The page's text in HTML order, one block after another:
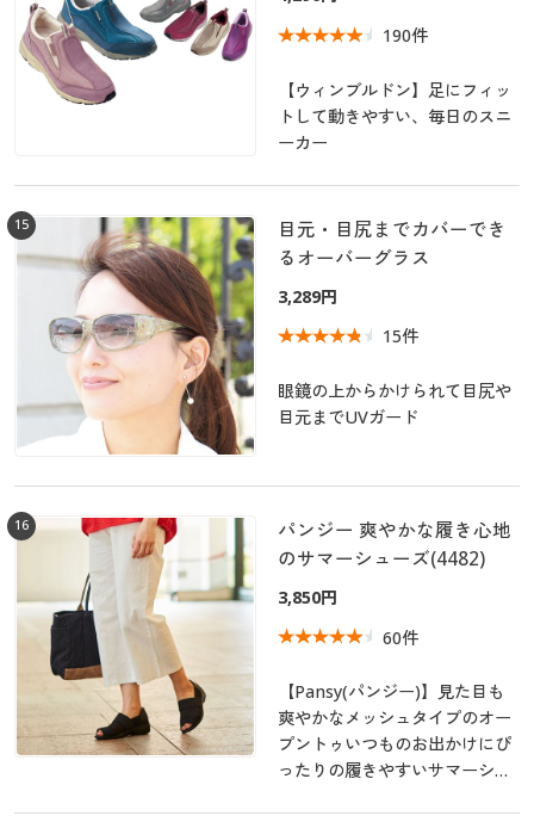
190件
【ウィンブルドン】足にフィッ
トして動きやすい、毎日のスニ
ーカー
15
目元・目尻までカバーでき
るオーバーグラス
3,289円
15件
眼鏡の上からかけられて目尻や
目元までUVガード
16
パンジー 爽やかな履き心地
のサマーシューズ(4482)
3,850円
60件
【Pansy(パンジー)】見た目も
爽やかなメッシュタイプのオー
プントゥいつものお出かけにぴ
ったりの履きやすいサマーシュ